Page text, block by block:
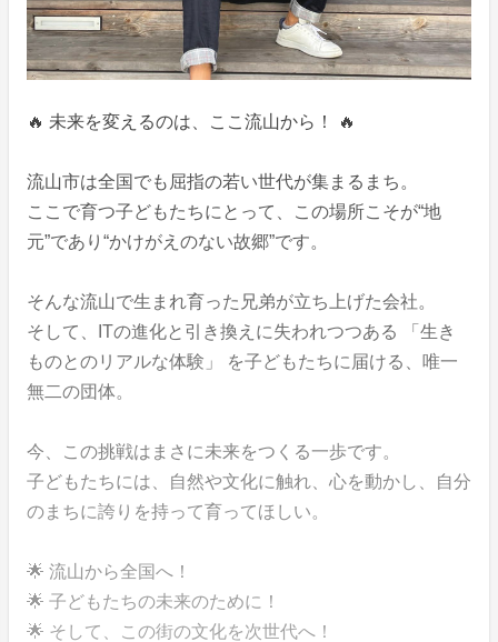
🔥 未来を変えるのは、ここ流山から！ 🔥
流山市は全国でも屈指の若い世代が集まるまち。
ここで育つ子どもたちにとって、この場所こそが“地
元”であり“かけがえのない故郷”です。
そんな流山で生まれ育った兄弟が立ち上げた会社。
そして、ITの進化と引き換えに失われつつある 「生き
ものとのリアルな体験」 を子どもたちに届ける、唯一
無二の団体。
今、この挑戦はまさに未来をつくる一歩です。
子どもたちには、自然や文化に触れ、心を動かし、自分
のまちに誇りを持って育ってほしい。
🌟 流山から全国へ！
🌟 子どもたちの未来のために！
🌟 そして、この街の文化を次世代へ！